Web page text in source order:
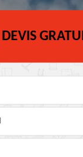
DEVIS